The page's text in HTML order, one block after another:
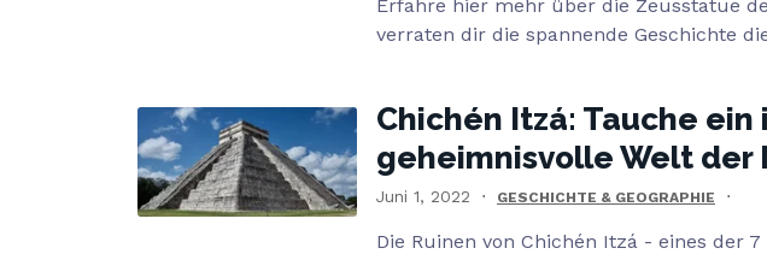
Erfahre hier mehr über die Zeusstatue
verraten dir die spannende Geschichte
Chichén Itzá: Tauche ein
geheimnisvolle Welt der
Juni 1, 2022 GESCHICHTE & GEOGRAPHIE
Die Ruinen von Chichén Itzá - eines der